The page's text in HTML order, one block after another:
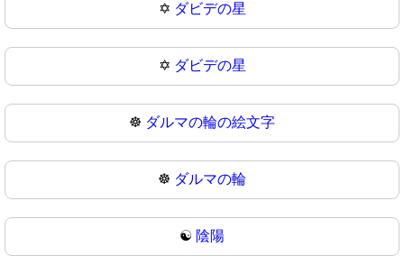
✡️ ダビデの星
✡ ダビデの星
☸️ ダルマの輪の絵文字
☸ ダルマの輪
☯️ 陰陽